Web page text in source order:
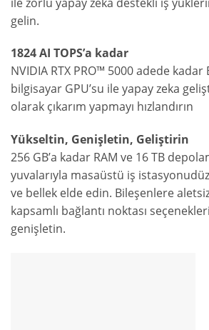
gelin.
1824 AI TOPS’a kadar
NVIDIA RTX PRO™ 5000 adede
bilgisayar GPU’su ile yapay zeka
olarak çıkarım yapmayı hızlandırın
Yükseltin, Genişletin, Geliştirin
256 GB’a kadar RAM ve 16 TB
yuvalarıyla masaüstü iş
ve bellek elde edin. Bileşenlere
kapsamlı bağlantı noktası
genişletin.